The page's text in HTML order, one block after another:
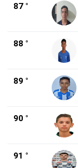
87 °
88 °
89 °
90 °
91 °